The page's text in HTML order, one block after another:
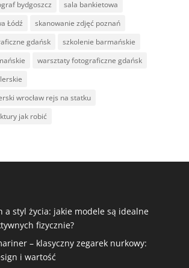
bydgoszcz
sala bankietowa
Łódź
skanowanie zdjęć poznań
gdańsk
szkolenie barmańskie
warsztaty fotograficzne gdańsk
wrocław rejs na statku
jak robić
a styl życia: jakie modele są idealne
fizycznie?
– klasyczny zegarek nurkowy:
i wartość